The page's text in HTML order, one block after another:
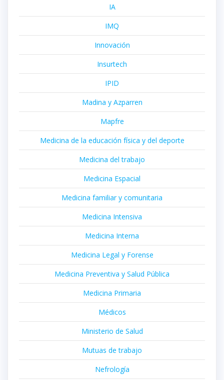
IA
IMQ
Innovación
Insurtech
IPID
Madina y Azparren
Mapfre
Medicina de la educación física y del deporte
Medicina del trabajo
Medicina Espacial
Medicina familiar y comunitaria
Medicina Intensiva
Medicina Interna
Medicina Legal y Forense
Medicina Preventiva y Salud Pública
Medicina Primaria
Médicos
Ministerio de Salud
Mutuas de trabajo
Nefrología